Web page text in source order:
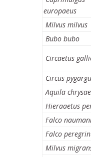
europaeus
Milvus milvus
Bubo bubo
Circaetus
Circus
Aquila
Hieraaetus
Falco
Falco
Milvus